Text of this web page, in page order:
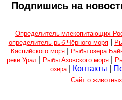
Подпишись на
Определитель млекопитающих
определитель рыб Чёрного моря|
Каспийского моря
Рыбы озера
реки Урал
Рыбы Азовского моря
озера| Контакты
Сайт о